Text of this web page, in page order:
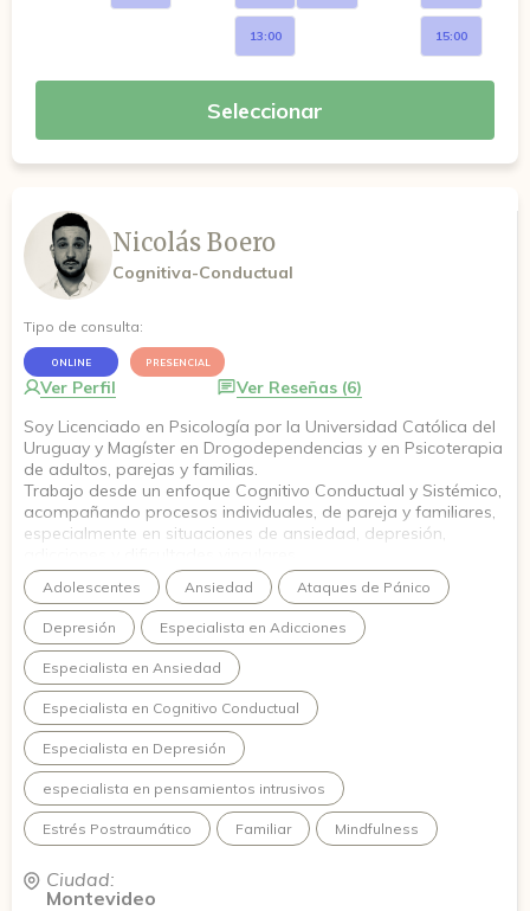
13:00 15:00
Seleccionar
Nicolás Boero
Cognitiva-Conductual
Tipo de consulta:
ONLINE PRESENCIAL
Ver Perfil
Ver Reseñas (6)
Soy Licenciado en Psicología por la Universidad Católica del
Uruguay y Magíster en Drogodependencias y en Psicoterapia
de adultos, parejas y familias.
Trabajo desde un enfoque Cognitivo Conductual y Sistémico,
acompañando procesos individuales, de pareja y familiares,
especialmente en situaciones de ansiedad, depresión,
Te ofrezco un espacio de escucha, respeto y confianza,
donde podamos trabajar juntos para comprender lo que te
está pasando y empezar a construir cambios posibles y
sostenibles.
Adolescentes Ansiedad Ataques de Pánico
Depresión Especialista en Adicciones
Especialista en Ansiedad
Especialista en Cognitivo Conductual
Especialista en Depresión
especialista en pensamientos intrusivos
Estrés Postraumático Familiar Mindfulness
Ciudad:
Montevideo